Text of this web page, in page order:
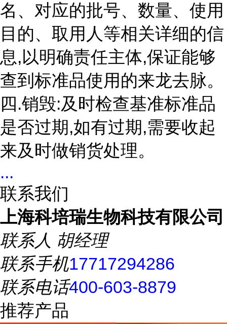
名、对应的批号、数量、使用
目的、取用人等相关详细的信
息,以明确责任主体,保证能够
查到标准品使用的来龙去脉。
四.销毁:及时检查基准标准品
是否过期,如有过期,需要收起
来及时做销货处理。
...
联系我们
上海科培瑞生物科技有限公司
联系人 胡经理
联系手机17717294286
联系电话400-603-8879
推荐产品